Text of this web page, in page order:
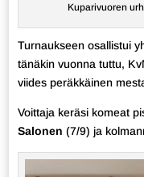
Kuparivuoren
Turnaukseen osallistui
tänäkin vuonna tuttu,
viides peräkkäinen
Voittaja keräsi komeat
Salonen (7/9) ja